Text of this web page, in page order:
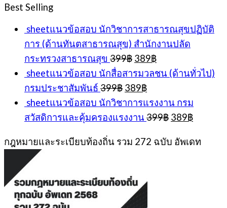
Best Selling
sheetแนวข้อสอบ นักวิชาการสาธารณสุขปฏิบัติ
การ (ด้านทันตสาธารณสุข) สำนักงานปลัด
กระทรวงสาธารณสุข 399฿ Original
was:
399฿.
389฿Current
price
is:
sheetแนวข้อสอบ นักสื่อสารมวลชน (ด้านทั่วไป)
กรมประชาสัมพันธ์ 399฿ Original
was:
399฿.
389฿Current
is:
389฿.
sheetแนวข้อสอบ นักวิชาการแรงงาน กรม
สวัสดิการและคุ้มครองแรงงาน 399฿ Original
was:
389฿Current
is:
กฎหมายและระเบียบท้องถิ่น รวม 272 ฉบับ อัพเดท